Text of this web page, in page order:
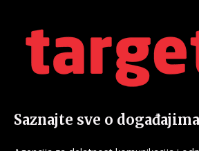
Saznajte sve o